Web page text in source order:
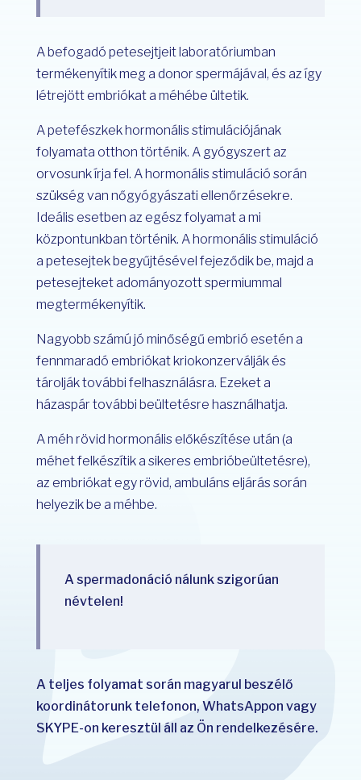
A befogadó petesejtjeit laboratóriumban
termékenyítik meg a donor spermájával, és az így
létrejött embriókat a méhébe ültetik.
A petefészkek hormonális stimulációjának
folyamata otthon történik. A gyógyszert az
orvosunk írja fel. A hormonális stimuláció során
szükség van nőgyógyászati ellenőrzésekre.
Ideális esetben az egész folyamat a mi
központunkban történik. A hormonális stimuláció
a petesejtek begyűjtésével fejeződik be, majd a
petesejteket adományozott spermiummal
megtermékenyítik.
Nagyobb számú jó minőségű embrió esetén a
fennmaradó embriókat kriokonzerválják és
tárolják további felhasználásra. Ezeket a
házaspár további beültetésre használhatja.
A méh rövid hormonális előkészítése után (a
méhet felkészítik a sikeres embrióbeültetésre),
az embriókat egy rövid, ambuláns eljárás során
helyezik be a méhbe.
A spermadonáció nálunk szigorúan
névtelen!
A teljes folyamat során magyarul beszélő
koordinátorunk telefonon, WhatsAppon vagy
SKYPE-on keresztül áll az Ön rendelkezésére.